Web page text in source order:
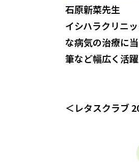
石原新菜先生
イシハラクリニ
な病気の治療に
筆など幅広く活躍
＜レタスクラブ